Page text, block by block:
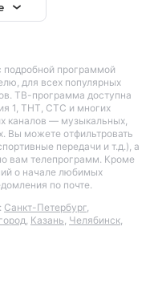
подробной программой
для всех популярных
ТВ-программа доступна
1, ТНТ, СТС и многих
каналов — музыкальных,
Вы можете отфильтровать
передачи и т.д.), а
вам телепрограмм. Кроме
о начале любимых
по почте.
Санкт-Петербург,
, Казань, Челябинск,